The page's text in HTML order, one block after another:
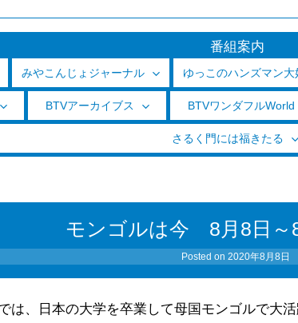
番組案内
みやこんじょジャーナル ゆっこのハンズマン大
BTVアーカイブス BTVワンダフルWorld
さるく門には福きたる
モンゴルは今 8月8日～
Posted on 2020年8月8日
は、日本の大学を卒業して母国モンゴルで大